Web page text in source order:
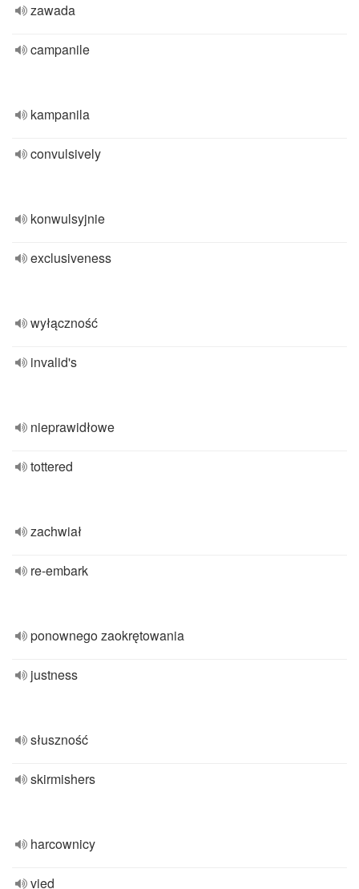
zawada
campanile
kampanila
convulsively
konwulsyjnie
exclusiveness
wyłączność
invalid's
nieprawidłowe
tottered
zachwiał
re-embark
ponownego zaokrętowania
justness
słuszność
skirmishers
harcownicy
vied